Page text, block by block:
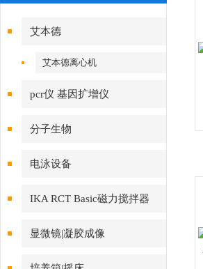
艾本德
艾本德离心机
pcr仪 基因扩增仪
分子生物
电泳设备
IKA RCT Basic磁力搅拌器
显微镜|凝胶成像